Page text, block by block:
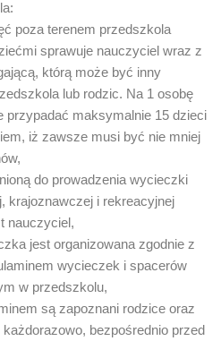
poza terenem przedszkola
sprawuje nauczyciel wraz z
którą może być inny
lub rodzic. Na 1 osobę
przypadać maksymalnie 15 dzieci
iż zawsze musi być nie mniej
do prowadzenia wycieczki
krajoznawczej i rekreacyjnej
nauczyciel,
jest organizowana zgodnie z
wycieczek i spacerów
w przedszkolu,
są zapoznani rodzice oraz
bezpośrednio przed